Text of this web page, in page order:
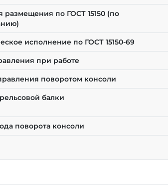
размещения по ГОСТ 15150 (по
исполнение по ГОСТ 15150-69
при работе
поворотом консоли
балки
поворота консоли